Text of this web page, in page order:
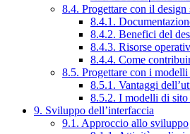
8.4. Progettare con il design
8.4.1.
8.4.2. Benefici del
8.4.3. Risorse
8.4.4. Come
8.5. Progettare con i
8.5.1. Vantaggi
8.5.2. I modelli di
9. Sviluppo dell’interfaccia
9.1. Approccio allo sviluppo